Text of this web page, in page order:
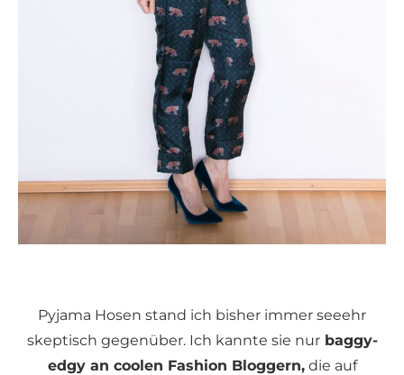
Pyjama Hosen stand ich bisher immer seeehr
skeptisch gegenüber. Ich kannte sie nurbaggy-
edgy an coolen Fashion Bloggern,die auf